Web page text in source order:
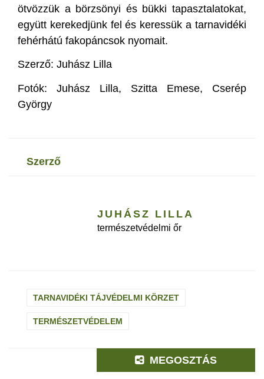
ötvözzük a börzsönyi és bükki tapasztalatokat,
együtt kerekedjünk fel és keressük a tarnavidéki
fehérhátú fakopáncsok nyomait.
Szerző: Juhász Lilla
Fotók: Juhász Lilla, Szitta Emese, Cserép
György
szerző
JUHÁSZ LILLA
természetvédelmi őr
TARNAVIDÉKI TÁJVÉDELMI KÖRZET
TERMÉSZETVÉDELEM
MEGOSZTÁS